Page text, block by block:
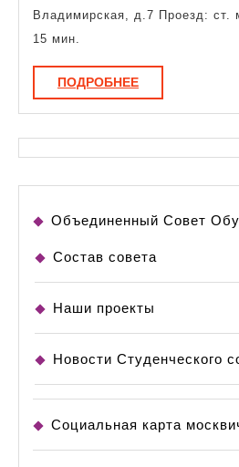
Владимирская, д.7 Проезд: ст.
15 мин.
ПОДРОБНЕЕПОДРОБНЕЕ
Объединенный Совет
Состав совета
Наши проекты
Новости Студенческого
Социальная карта